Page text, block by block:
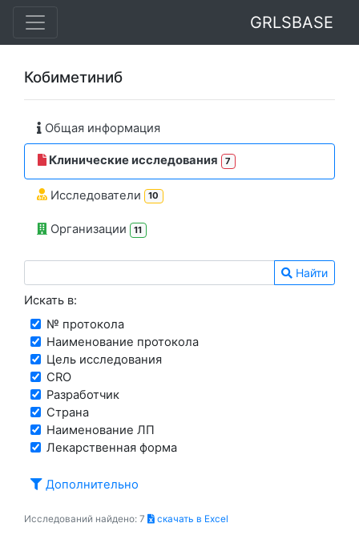
GRLSBASE
Кобиметиниб
Общая информация
Клинические исследования 7
Исследователи 10
Организации 11
Найти
Искать в:
№ протокола
Наименование протокола
Цель исследования
CRO
Разработчик
Страна
Наименование ЛП
Лекарственная форма
Дополнительно
Исследований найдено: 7 скачать в Excel